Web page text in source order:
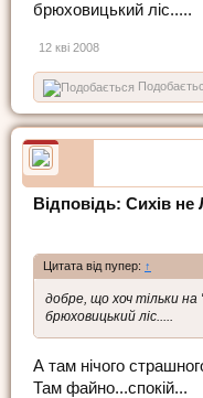
брюховицький ліс.....
12 кві 2008
Відповідь: Сихів
Цитата від пупер: ↑
добре, що хоч тільки
брюховицький ліс.....
А там нічого
Там файно...спокій...